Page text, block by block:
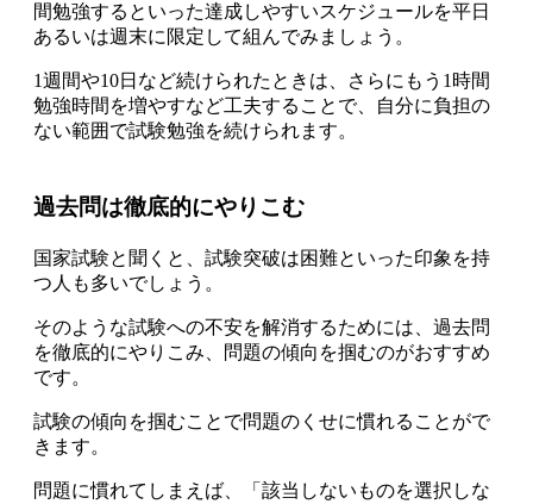
間勉強するといった達成しやすいスケジュールを平日
あるいは週末に限定して組んでみましょう。
1週間や10日など続けられたときは、さらにもう1時間
勉強時間を増やすなど工夫する ことで、自分に負担の
ない範囲で試験勉強を続けられます。
過去問は徹底的にやりこむ
国家試験と聞くと、試験突破は困難といった印象を持
つ人も多いでしょう。
そのような試験への不安を解消するためには、 過去問
を徹底的にやりこみ、問題の傾向を掴むのがおすすめ
です。
試験の傾向を掴むことで問題のくせに慣れることがで
きます。
問題に慣れてしまえば、「該当しないものを選択しな